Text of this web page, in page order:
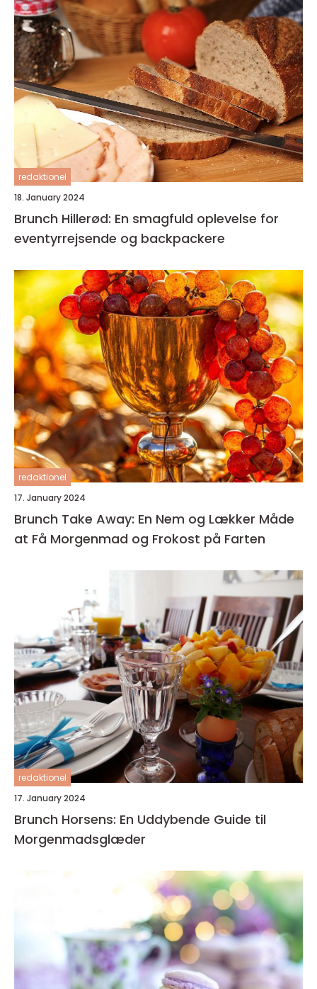
redaktionel
18. January 2024
Brunch Hillerød: En smagfuld oplevelse for
eventyrrejsende og backpackere
redaktionel
17. January 2024
Brunch Take Away: En Nem og Lækker Måde
at Få Morgenmad og Frokost på Farten
redaktionel
17. January 2024
Brunch Horsens: En Uddybende Guide til
Morgenmadsglæder